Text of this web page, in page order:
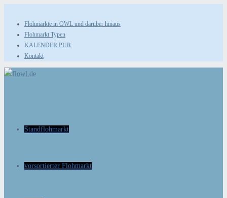
Inhalt
springen
Flohmärkte in OWL und darüber hinaus
Flohmarkt Typen
KALENDER PUR
Kontakt
Standflohmarkt
vorsortierter Flohmarkt